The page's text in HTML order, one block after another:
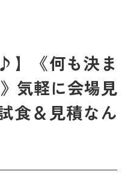
】《何も決ま
気軽に会場見
食＆見積なん